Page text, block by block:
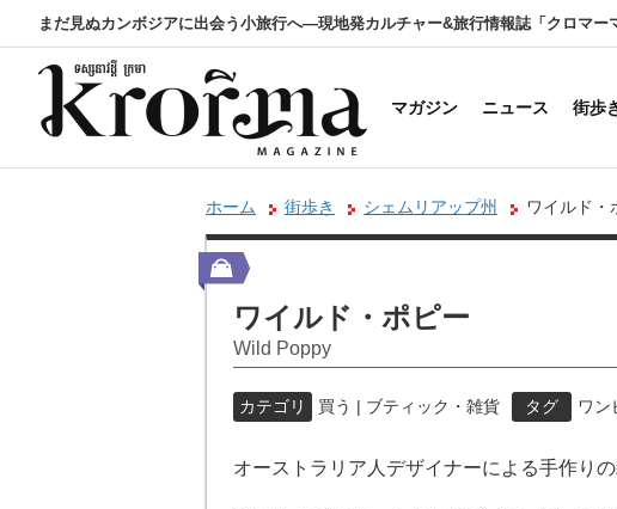
まだ見ぬカンボジアに出会う小旅行へ―現地発カルチャー&旅行情報誌「クロマー
マガジン ニュース 街歩
ホーム 街歩き シェムリアップ州 ワイルド・
ワイルド・ポピー
Wild Poppy
カテゴリ 買う | ブティック・雑貨 タグ ワン
オーストラリア人デザイナーによる手作りの